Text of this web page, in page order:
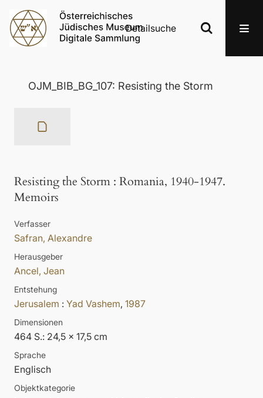
Detailsuche
OJM_BIB_BG_107: Resisting the Storm
Resisting the Storm : Romania, 1940-1947.
Memoirs
Verfasser
Safran, Alexandre
Herausgeber
Ancel, Jean
Entstehung
Jerusalem : Yad Vashem, 1987
Dimensionen
464 S.: 24,5 x 17,5 cm
Sprache
Englisch
Objektkategorie